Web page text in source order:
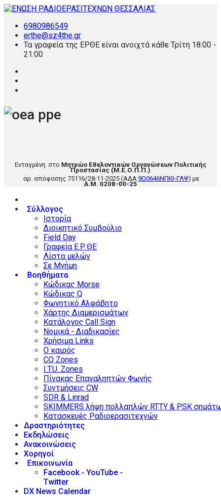
6980986549
erthe@sz4the.gr
Τα γραφεία της ΕΡΘΕ είναι ανοιχτά κάθε Τρίτη 18:00 -
21:00
Ενταγμένη στο Μητρώο Εθελοντικών Οργανώσεων Πολιτικής
Προστασίας (Μ.Ε.Ο.Π.Π.)
αρ. απόφασης 75116/28-11-2025 (ΑΔΑ:9Ω0646ΝΠΙΘ-ΓΛΨ) με
Α.Μ. 0208-00-25
Σύλλογος
Ιστορία
Διοικητικό Συμβούλιο
Field Day
Γραφεία Ε.Ρ.ΘΕ
Λίστα μελών
Σε Μνήμη
Βοηθήματα
Κώδικας Morse
Κώδικας Q
Φωνητικό Αλφάβητο
Χάρτης Διαμερισμάτων
Κατάλογος Call Sign
Νομικά - Διαδικασίες
Χρήσιμα Links
Ο καιρός
CQ Zones
I.T.U. Zones
Πίνακας Επαναληπτών Φωνής
Συντμήσεις CW
SDR & Linrad
SKIMMERS λήψη πολλαπλών RTTY & PSK
Κατασκευές Ραδιοερασιτεχνών
Δραστηριότητες
Εκδηλώσεις
Ανακοινώσεις
Χορηγοί
Επικοινωνία
Facebook - YouTube -
Twitter
DX News Calendar